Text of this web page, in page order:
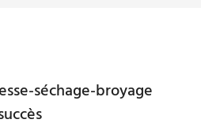
séchage-broyage